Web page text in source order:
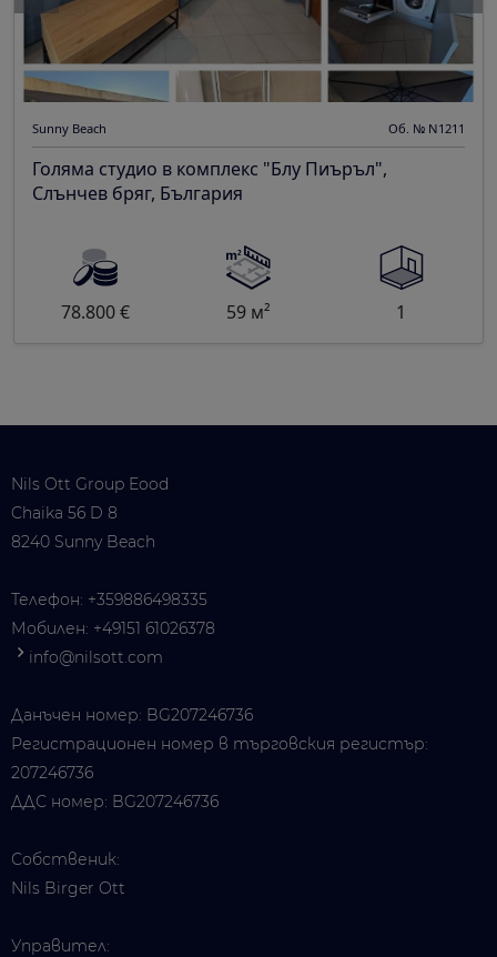
Sunny Beach Об. № N1211
Голяма студио в комплекс "Блу Пиъръл",
Слънчев бряг, България
78.800 € 59 м² 1
Nils Ott Group Eood
Chaika 56 D 8
8240 Sunny Beach
Телефон: +359886498335
Мобилен: +49151 61026378
info@nilsott.com
Данъчен номер: BG207246736
Регистрационен номер в търговския регистър:
207246736
ДДС номер: BG207246736
Собственик:
Nils Birger Ott
Управител: